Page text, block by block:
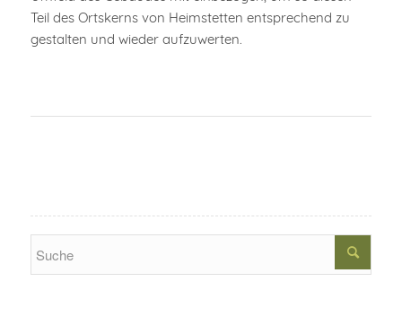
Teil des Ortskerns von Heimstetten entsprechend zu
gestalten und wieder aufzuwerten.